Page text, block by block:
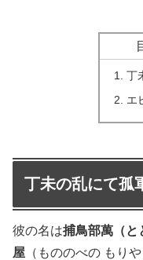
丁
エ
丁未の乱にて孤
彼の名は捕鳥部萬（と
屋 （もののべの もり